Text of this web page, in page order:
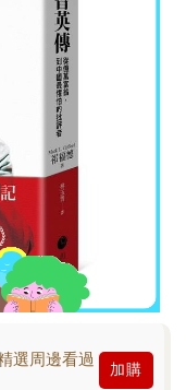
選周邊看過
加購